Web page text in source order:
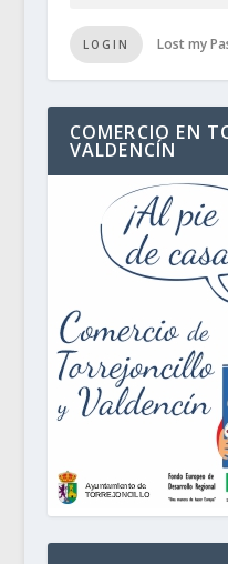
LOGIN Lost my
COMERCIO EN
VALDENCÍN